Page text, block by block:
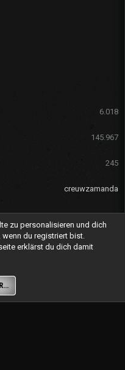
6.018
145.967
245
creuwzamanda
E-MailLink
2025 XenForo Ltd.
zu personalisieren und dich
wenn du registriert bist.
erklärst du dich damit